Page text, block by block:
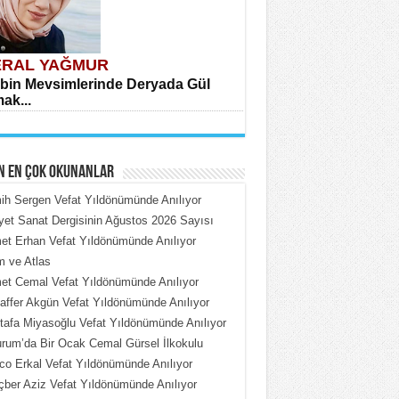
YAĞMUR
Mevsimlerinde Deryada Gül
ÇOBAN
Put Dışardaki Maskeler...
EN ÇOK OKUNANLAR
Sergen Vefat Yıldönümünde Anılıyor
Sanat Dergisinin Ağustos 2026 Sayısı
Erhan Vefat Yıldönümünde Anılıyor
ve Atlas
Cemal Vefat Yıldönümünde Anılıyor
Akgün Vefat Yıldönümünde Anılıyor
Miyasoğlu Vefat Yıldönümünde Anılıyor
Bir Ocak Cemal Gürsel İlkokulu
Erkal Vefat Yıldönümünde Anılıyor
Aziz Vefat Yıldönümünde Anılıyor